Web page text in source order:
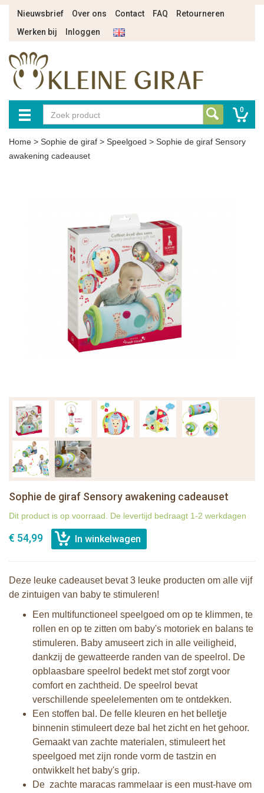
Nieuwsbrief Over ons Contact FAQ
Retourneren
Werken bij
Inloggen
0
Home > Sophie de giraf > Speelgoed > Sophie de giraf Sensory
awakening cadeauset
Sophie de giraf Sensory awakening cadeauset
Dit product is op voorraad. De levertijd bedraagt 1-2 werkdagen
€ 54,99
Deze leuke cadeauset bevat 3 leuke producten om alle vijf
de zintuigen van baby te stimuleren!
Een multifunctioneel speelgoed om op te klimmen, te
rollen en op te zitten om baby's motoriek en balans te
stimuleren. Baby amuseert zich in alle veiligheid,
dankzij de gewatteerde randen van de speelrol. De
opblaasbare speelrol bedekt met stof zorgt voor
comfort en zachtheid. De speelrol bevat
verschillende speelelementen om te ontdekken.
Een stoffen bal. De felle kleuren en het belletje
binnenin stimuleert deze bal het zicht en het gehoor.
Gemaakt van zachte materialen, stimuleert het
speelgoed met zijn ronde vorm de tastzin en
ontwikkelt het baby's grip.
De zachte maracas rammelaar is een must-have om